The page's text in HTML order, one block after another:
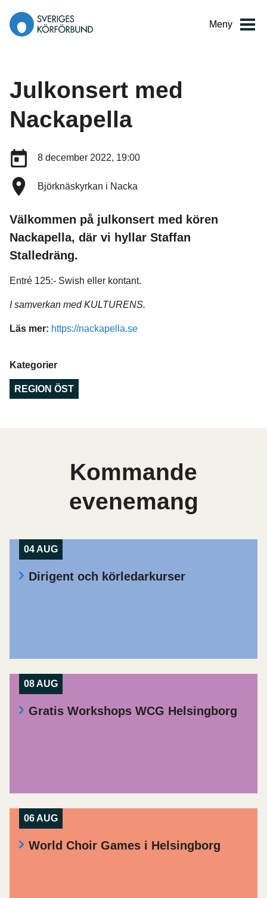
innehåll
Meny
Julkonsert med
Nackapella
Datum:
8 december 2022, 19:00
Plats:
Björknäskyrkan i Nacka
Välkommen på julkonsert med kören
Nackapella, där vi hyllar Staffan
Stalledräng.
Entré 125:- Swish eller kontant.
I samverkan med KULTURENS.
Läs mer: https://nackapella.se
Kategorier
REGION ÖST
Kommande
evenemang
04 AUG
Dirigent och körledarkurser
08 AUG
Gratis Workshops WCG Helsingborg
06 AUG
World Choir Games i Helsingborg